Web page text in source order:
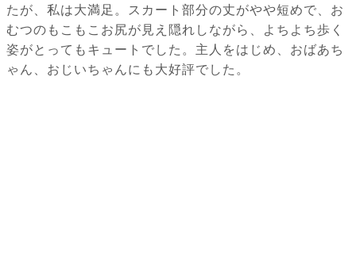
たが、私は大満足。スカート部分の丈がやや短めで、お
むつのもこもこお尻が見え隠れしながら、よちよち歩く
姿がとってもキュートでした。主人をはじめ、おばあち
ゃん、おじいちゃんにも大好評でした。